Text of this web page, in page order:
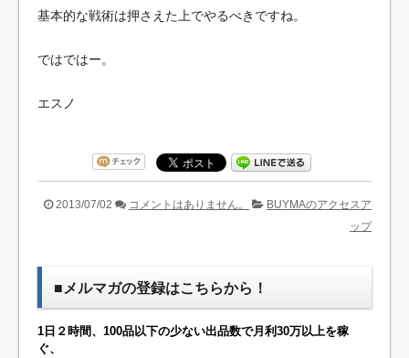
基本的な戦術は押さえた上でやるべきですね。
ではではー。
エスノ
2013/07/02 コメントはありません。
BUYMAのアクセスア
ップ
■メルマガの登録はこちらから！
1日２時間、100品以下の少ない出品数で月利30万以上を稼
ぐ、